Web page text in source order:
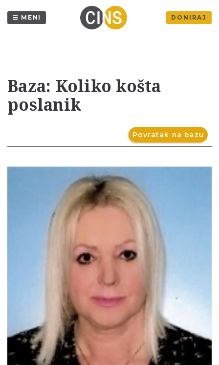
MENI DONIRAJ
Baza: Koliko košta
poslanik
Povratak na bazu